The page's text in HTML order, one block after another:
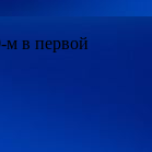
м в первой